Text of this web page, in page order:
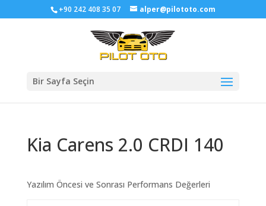
+90 242 408 35 07 alper@pilototo.com
Bir Sayfa Seçin
Kia Carens 2.0 CRDI 140
Yazılım Öncesi ve Sonrası Performans Değerleri